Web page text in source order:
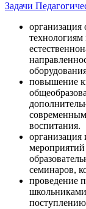
Задачи
организация
повышение
воспитания.
организация
семинаров,
проведение
поступлению